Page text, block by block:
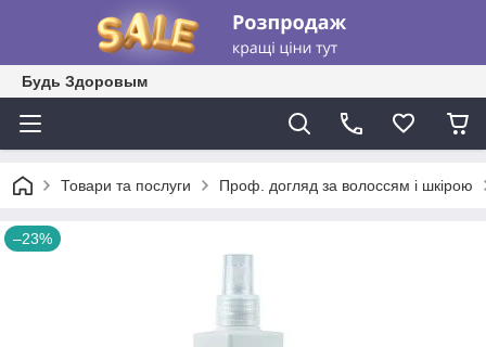
Будь Здоровым
Товари та послуги Проф. догляд за волоссям і шкірою
–23%